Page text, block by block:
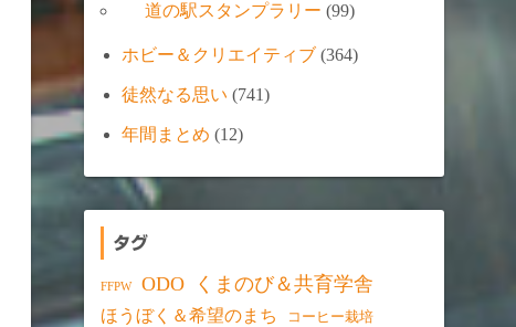
道の駅スタンプラリー (99)
ホビー＆クリエイティブ (364)
徒然なる思い (741)
年間まとめ (12)
タグ
FFPW ODO くまのび＆共育学舎
ほうぼく＆希望のまち コーヒー栽培